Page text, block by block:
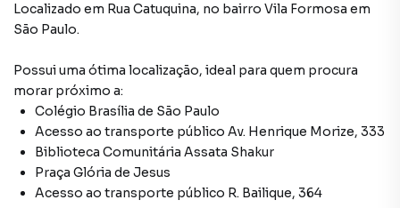
Localizado em Rua Catuquina, no bairro Vila Formosa em
São Paulo.
Possui uma ótima localização, ideal para quem procura
morar próximo a:
Colégio Brasília de São Paulo
Acesso ao transporte público Av. Henrique Morize, 333
Biblioteca Comunitária Assata Shakur
Praça Glória de Jesus
Acesso ao transporte público R. Bailique, 364